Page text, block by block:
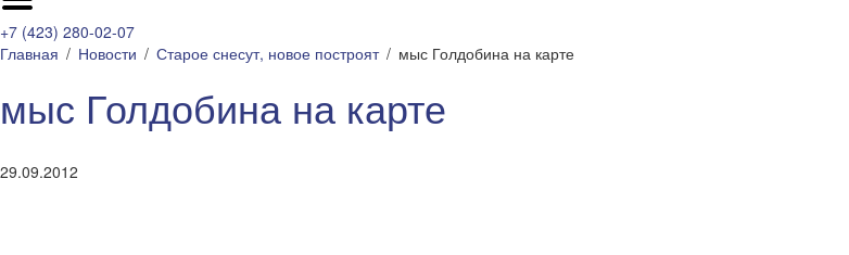
+7 (423) 280-02-07
Главная
Новости Старое снесут, новое построят мыс Голдобина на карте
мыс Голдобина на карте
29.09.2012